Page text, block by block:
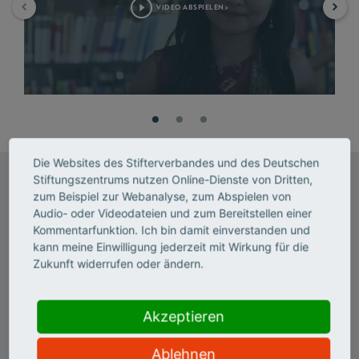
VIDEO ABSPIELEN>
Netzwerkpartner
Projektgruppe:
Agentur für Arbeit Jena, Bildungswerk der Thüringer
Wirtschaft e.V., Friedrich-Schiller-Universität (FSU) Jena,
Welcome Center Thuringia,
Strategische Partner:
Analytik Jena AG, Carl Zeiss Jena GmbH, IWT – Institut der
Die Websites des Stifterverbandes und des Deutschen
Stiftungszentrums nutzen Online-Dienste von Dritten,
zum Beispiel zur Webanalyse, zum Abspielen von
Audio- oder Videodateien und zum Bereitstellen einer
Kommentarfunktion. Ich bin damit einverstanden und
kann meine Einwilligung jederzeit mit Wirkung für die
Zukunft widerrufen oder ändern.
Akzeptieren
Ablehnen